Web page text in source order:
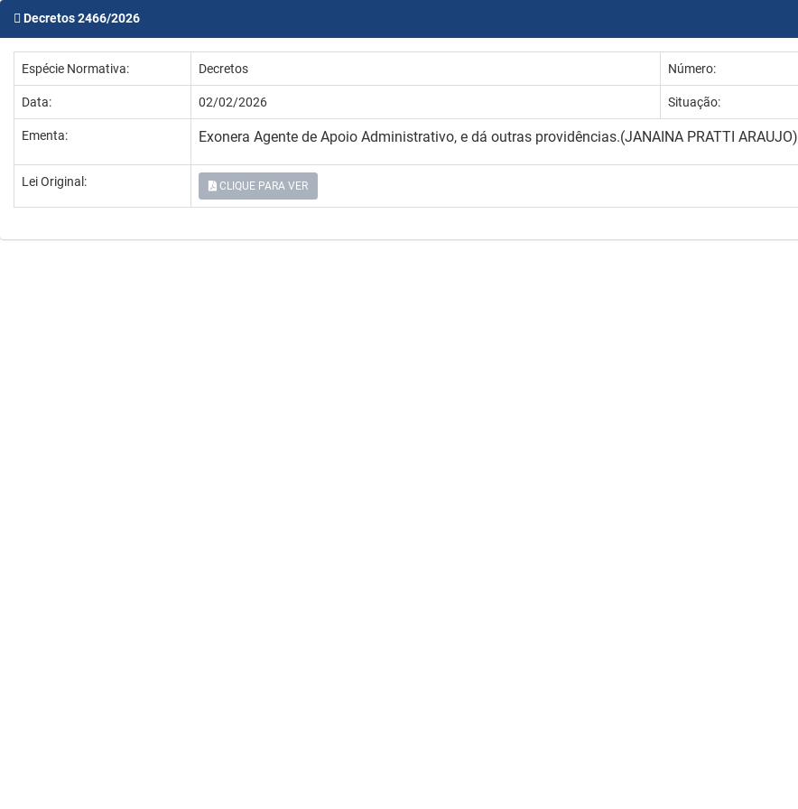
Decretos 2466/2026
Espécie Normativa: Decretos Número:
Data: 02/02/2026 Situação:
Ementa: Exonera Agente de Apoio Administrativo, e dá outras providências.(JANAINA PRATTI ARAUJO)
Lei Original: CLIQUE PARA VER